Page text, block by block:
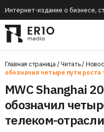
Интернет-издание о бизнесе,
Главная страница/Читать/
обозначил четыре пути
MWC Shanghai
обозначил
телеком-отрасли